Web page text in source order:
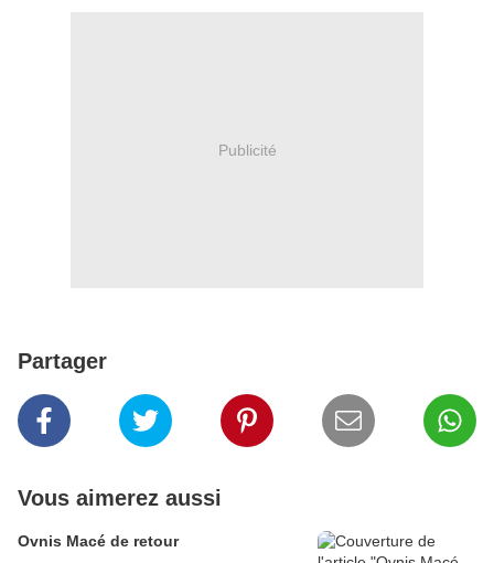
Publicité
Partager
Vous aimerez aussi
Ovnis Macé de retour